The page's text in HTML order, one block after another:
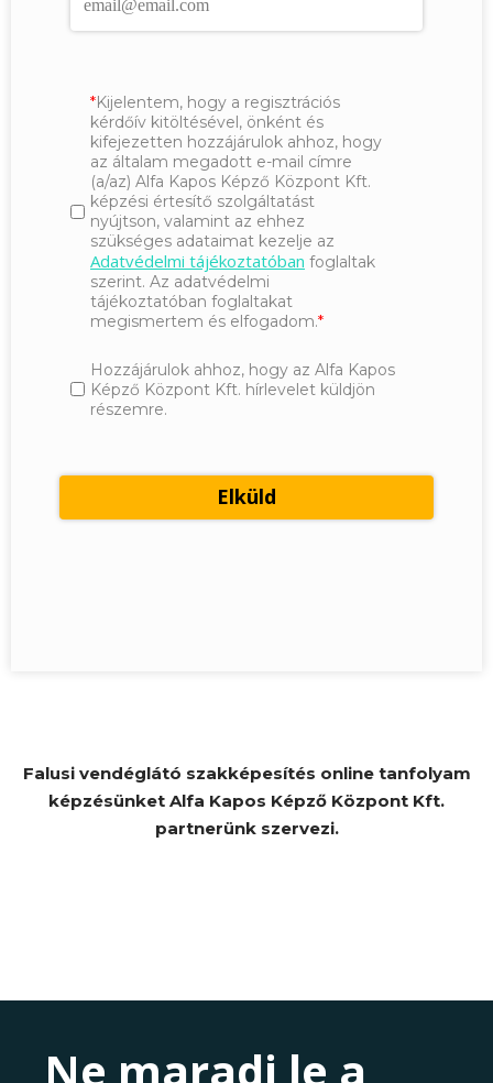
Kijelentem, hogy a regisztrációs
kérdőív kitöltésével, önként és
kifejezetten hozzájárulok ahhoz, hogy
az általam megadott e-mail címre
(a/az) Alfa Kapos Képző Központ Kft.
képzési értesítő szolgáltatást
nyújtson, valamint az ehhez
szükséges adataimat kezelje az
Adatvédelmi tájékoztatóban foglaltak
szerint. Az adatvédelmi
tájékoztatóban foglaltakat
megismertem és elfogadom.
Hozzájárulok ahhoz, hogy az Alfa Kapos
Képző Központ Kft. hírlevelet küldjön
részemre.
Falusi vendéglátó szakképesítés online tanfolyam
képzésünket Alfa Kapos Képző Központ Kft.
partnerünk szervezi.
Ne maradj le a